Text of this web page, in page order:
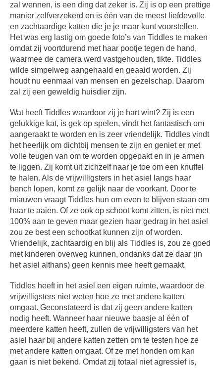
zal wennen, is een ding dat zeker is. Zij is op een prettige
manier zelfverzekerd en is één van de meest liefdevolle
en zachtaardige katten die je je maar kunt voorstellen.
Het was erg lastig om goede foto’s van Tiddles te maken
omdat zij voortdurend met haar pootje tegen de hand,
waarmee de camera werd vastgehouden, tikte. Tiddles
wilde simpelweg aangehaald en geaaid worden. Zij
houdt nu eenmaal van mensen en gezelschap. Daarom
zal zij een geweldig huisdier zijn.
Wat heeft Tiddles waardoor zij je hart wint? Zij is een
gelukkige kat, is gek op spelen, vindt het fantastisch om
aangeraakt te worden en is zeer vriendelijk. Tiddles vindt
het heerlijk om dichtbij mensen te zijn en geniet er met
volle teugen van om te worden opgepakt en in je armen
te liggen. Zij komt uit zichzelf naar je toe om een knuffel
te halen. Als de vrijwilligsters in het asiel langs haar
bench lopen, komt ze gelijk naar de voorkant. Door te
miauwen vraagt ​​Tiddles hun om even te blijven staan om
haar te aaien. Of ze ook op schoot komt zitten, is niet met
100% aan te geven maar gezien haar gedrag in het asiel
zou ze best een schootkat kunnen zijn of worden.
Vriendelijk, zachtaardig en blij als Tiddles is, zou ze goed
met kinderen overweg kunnen, ondanks dat ze daar (in
het asiel althans) geen kennis mee heeft gemaakt.
Tiddles heeft in het asiel een eigen ruimte, waardoor de
vrijwilligsters niet weten hoe ze met andere katten
omgaat. Geconstateerd is dat zij geen andere katten
nodig heeft. Wanneer haar nieuwe baasje al één of
meerdere katten heeft, zullen de vrijwilligsters van het
asiel haar bij andere katten zetten om te testen hoe ze
met andere katten omgaat. Of ze met honden om kan
gaan is niet bekend. Omdat zij totaal niet agressief is,